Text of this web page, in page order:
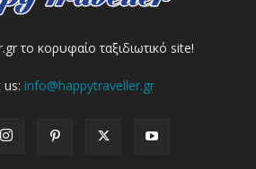
το κορυφαίο ταξιδιωτικό site!
info@happytraveller.gr